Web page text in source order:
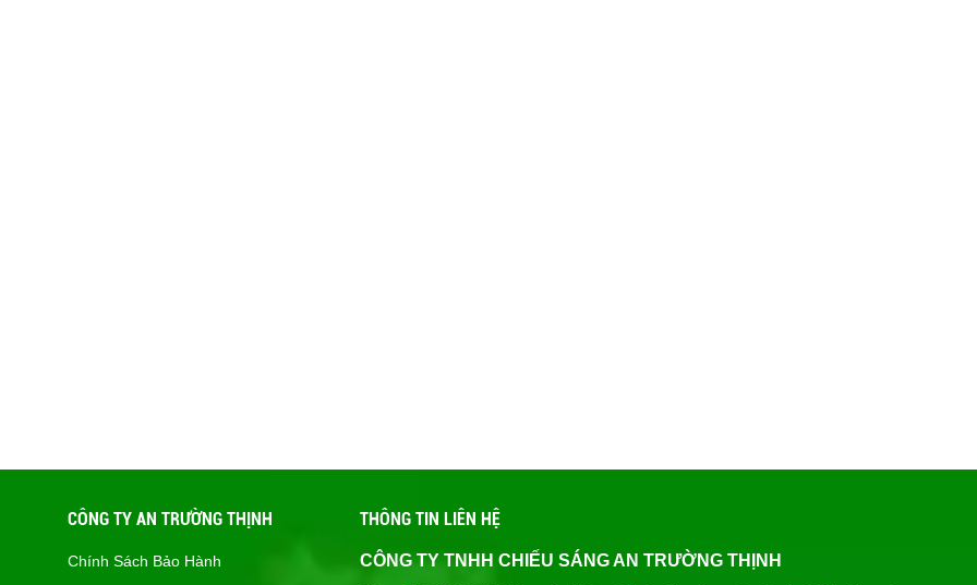
CÔNG TY AN TRƯỜNG THỊNH
Chính Sách Bảo Hành
THÔNG TIN LIÊN HỆ
CÔNG TY TNHH CHIẾU SÁNG AN TRƯỜNG THỊNH